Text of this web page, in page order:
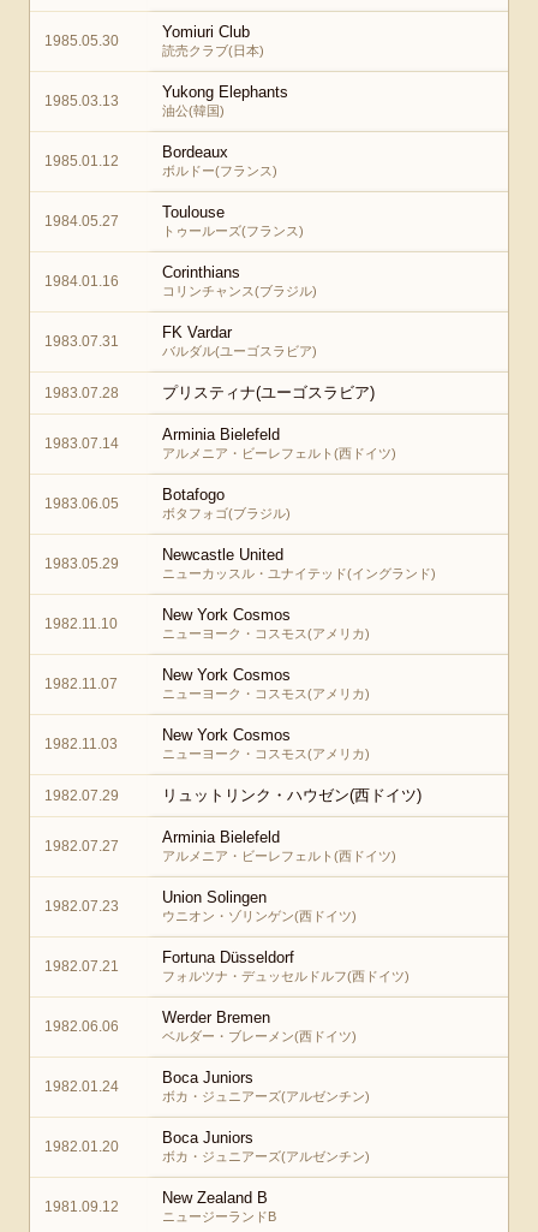
1985.05.30 Yomiuri Club
読売クラブ(日本)
1985.03.13 Yukong Elephants
油公(韓国)
1985.01.12 Bordeaux
ボルドー(フランス)
1984.05.27 Toulouse
トゥールーズ(フランス)
1984.01.16 Corinthians
コリンチャンス(ブラジル)
1983.07.31 FK Vardar
バルダル(ユーゴスラビア)
1983.07.28 プリスティナ(ユーゴスラビア)
1983.07.14 Arminia Bielefeld
アルメニア・ビーレフェルト(西ドイツ)
1983.06.05 Botafogo
ボタフォゴ(ブラジル)
1983.05.29 Newcastle United
ニューカッスル・ユナイテッド(イングランド)
1982.11.10 New York Cosmos
ニューヨーク・コスモス(アメリカ)
1982.11.07 New York Cosmos
ニューヨーク・コスモス(アメリカ)
1982.11.03 New York Cosmos
ニューヨーク・コスモス(アメリカ)
1982.07.29 リュットリンク・ハウゼン(西ドイツ)
1982.07.27 Arminia Bielefeld
アルメニア・ビーレフェルト(西ドイツ)
1982.07.23 Union Solingen
ウニオン・ゾリンゲン(西ドイツ)
1982.07.21 Fortuna Düsseldorf
フォルツナ・デュッセルドルフ(西ドイツ)
1982.06.06 Werder Bremen
ベルダー・ブレーメン(西ドイツ)
1982.01.24 Boca Juniors
ボカ・ジュニアーズ(アルゼンチン)
1982.01.20 Boca Juniors
ボカ・ジュニアーズ(アルゼンチン)
1981.09.12 New Zealand B
ニュージーランドB